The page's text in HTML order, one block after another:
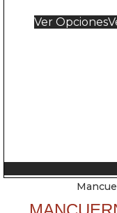
Ver Opciones